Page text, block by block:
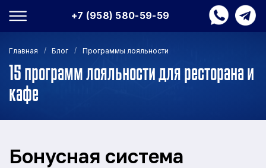
+7 (958) 580-59-59
Главная / Блог / Программы лояльности
15 программ лояльности для ресторана и
кафе
Бонусная система